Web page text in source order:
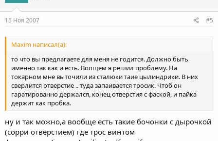
15 Ноя 2007 #5
Maxim написал(а):
то что вы предлагаете для меня не годится. Должно быть
именно так как и есть. Вопщем я решил проблему. На
токарном мне выточили из сталюки таие цылиндрики. В них
сверлится отверстие .. туда запаивается тросик. Чтоб он
гаратированно держался, конец отверстия с фаской, и пайка
держит как пробка.
ну и так можно,а вообще есть такие бочонки с дырочкой
(сорри отверстием) где трос винтом